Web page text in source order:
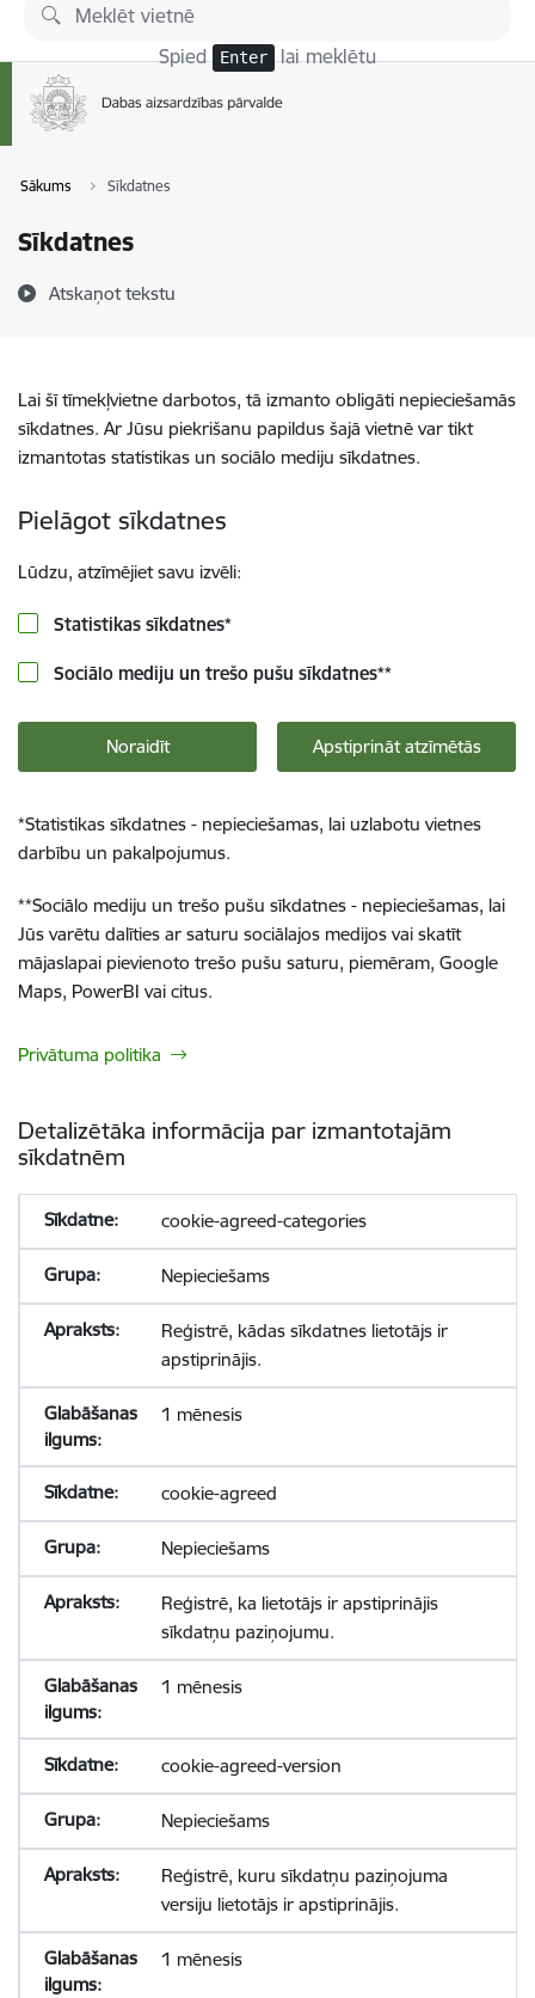
Pāriet uz lapas saturu
Spied Enter lai meklētu
Sākums Sīkdatnes
Sīkdatnes
Atskaņot tekstu
Lai šī tīmekļvietne darbotos, tā izmanto obligāti nepieciešamās
sīkdatnes. Ar Jūsu piekrišanu papildus šajā vietnē var tikt
izmantotas statistikas un sociālo mediju sīkdatnes.
Pielāgot sīkdatnes
Lūdzu, atzīmējiet savu izvēli:
Statistikas sīkdatnes*
Sociālo mediju un trešo pušu sīkdatnes**
Noraidīt Apstiprināt atzīmētās
*Statistikas sīkdatnes - nepieciešamas, lai uzlabotu vietnes
darbību un pakalpojumus.
**Sociālo mediju un trešo pušu sīkdatnes - nepieciešamas, lai
Jūs varētu dalīties ar saturu sociālajos medijos vai skatīt
mājaslapai pievienoto trešo pušu saturu, piemēram, Google
Maps, PowerBI vai citus.
Privātuma politika
Detalizētāka informācija par izmantotajām
sīkdatnēm
cookie-agreed-categories
Nepieciešams
Reģistrē, kādas sīkdatnes lietotājs ir
apstiprinājis.
1 mēnesis
cookie-agreed
Nepieciešams
Reģistrē, ka lietotājs ir apstiprinājis
sīkdatņu paziņojumu.
1 mēnesis
cookie-agreed-version
Nepieciešams
Reģistrē, kuru sīkdatņu paziņojuma
versiju lietotājs ir apstiprinājis.
1 mēnesis